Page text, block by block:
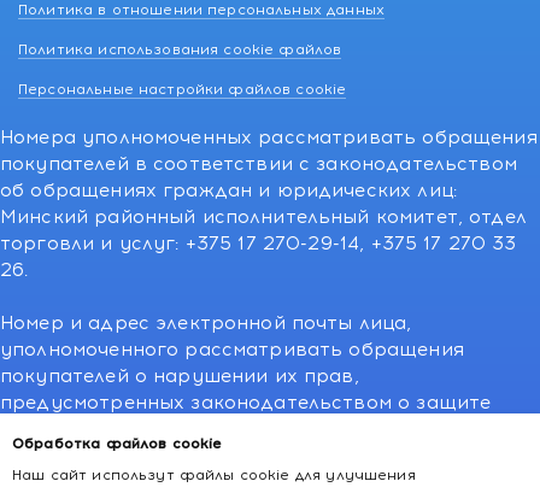
Обработка файлов cookie
Наш сайт использут файлы cookie для улучшения
Политика в отношении персональных данных
Политика использования cookie файлов
Персональные настройки файлов cookie
Номера уполномоченных рассматривать обращения
покупателей в соответствии с законодательством
об обращениях граждан и юридических лиц:
Минский районный исполнительный комитет, отдел
торговли и услуг: +375 17 270-29-14, +375 17 270 33
26.
Номер и адрес электронной почты лица,
уполномоченного рассматривать обращения
покупателей о нарушении их прав,
предусмотренных законодательством о защите
операторов), info@kakvapteke.by